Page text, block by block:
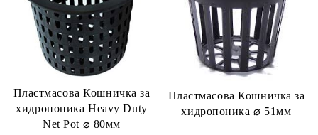
Пластмасова Кошничка за
хидропоника Heavy Duty
Net Pot ⌀ 80мм
Пластмасова Кошничка за
хидропоника ⌀ 51мм